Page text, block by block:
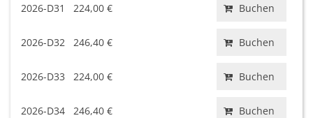
2026-D31 224,00 € Buchen
2026-D32 246,40 € Buchen
2026-D33 224,00 € Buchen
2026-D34 246,40 € Buchen